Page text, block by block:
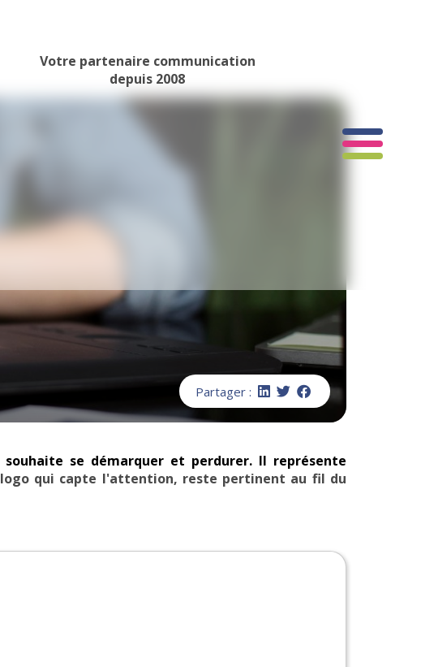
Votre partenaire communication
depuis 2008
Partager :
se démarquer et perdurer. Il représente
qui capte l'attention, reste pertinent au fil du